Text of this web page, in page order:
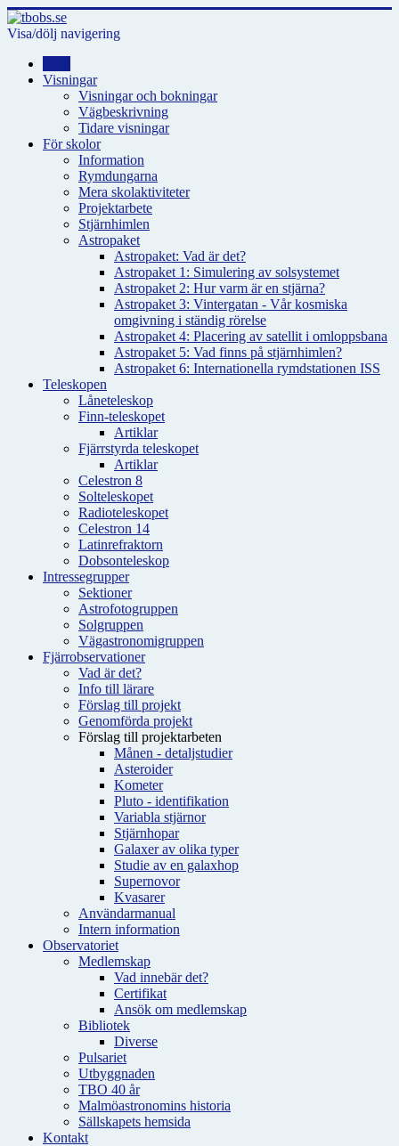
Visa/dölj navigering
Visningar
Visningar och bokningar
Vägbeskrivning
Tidare visningar
För skolor
Information
Rymdungarna
Mera skolaktiviteter
Projektarbete
Stjärnhimlen
Astropaket
Astropaket: Vad är det?
Astropaket 1: Simulering av solsystemet
Astropaket 2: Hur varm är en stjärna?
Astropaket 3: Vintergatan - Vår kosmiska
omgivning i ständig rörelse
Astropaket 4: Placering av satellit i omloppsbana
Astropaket 5: Vad finns på stjärnhimlen?
Astropaket 6: Internationella rymdstationen ISS
Teleskopen
Låneteleskop
Finn-teleskopet
Artiklar
Fjärrstyrda teleskopet
Artiklar
Celestron 8
Solteleskopet
Radioteleskopet
Celestron 14
Latinrefraktorn
Dobsonteleskop
Intressegrupper
Sektioner
Astrofotogruppen
Solgruppen
Vägastronomigruppen
Fjärrobservationer
Vad är det?
Info till lärare
Förslag till projekt
Genomförda projekt
Förslag till projektarbeten
Månen - detaljstudier
Asteroider
Kometer
Pluto - identifikation
Variabla stjärnor
Stjärnhopar
Galaxer av olika typer
Studie av en galaxhop
Supernovor
Kvasarer
Användarmanual
Intern information
Observatoriet
Medlemskap
Vad innebär det?
Certifikat
Ansök om medlemskap
Bibliotek
Diverse
Pulsariet
Utbyggnaden
TBO 40 år
Malmöastronomins historia
Sällskapets hemsida
Kontakt